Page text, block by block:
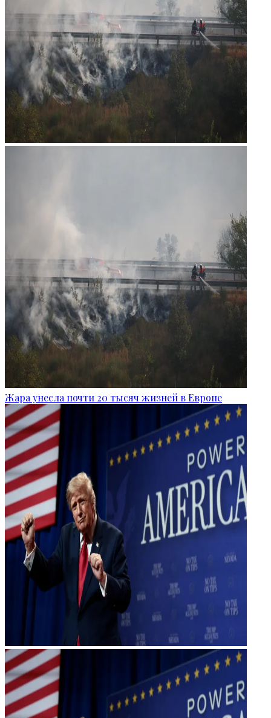
Жара унесла почти 20 тысяч жизней в Европе